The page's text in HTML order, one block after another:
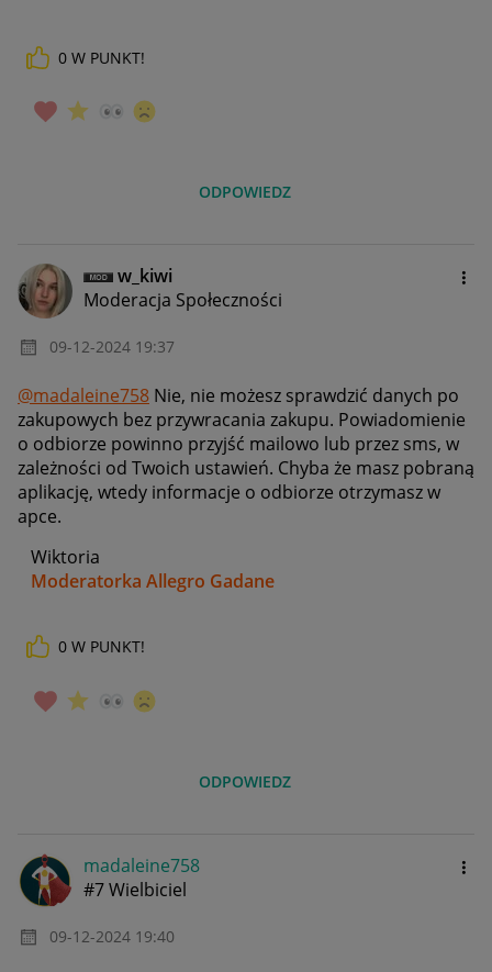
0 W PUNKT!
ODPOWIEDZ
w_kiwi
Moderacja Społeczności
‎09-12-2024 19:37
@madaleine758 Nie, nie możesz sprawdzić danych po
zakupowych bez przywracania zakupu. Powiadomienie
o odbiorze powinno przyjść mailowo lub przez sms, w
zależności od Twoich ustawień. Chyba że masz pobraną
aplikację, wtedy informacje o odbiorze otrzymasz w
apce.
Wiktoria
Moderatorka Allegro Gadane
0 W PUNKT!
ODPOWIEDZ
madaleine758
#7 Wielbiciel
‎09-12-2024 19:40